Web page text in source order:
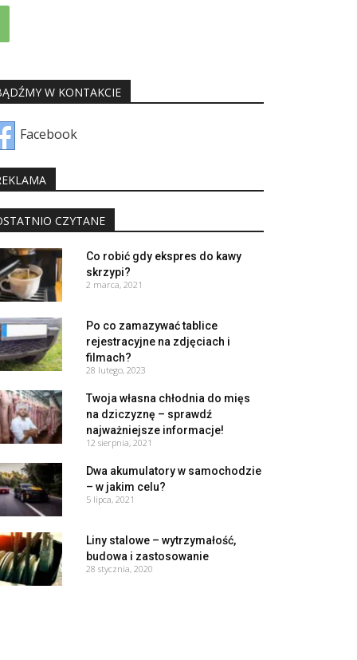
W KONTAKCIE
Facebook
CZYTANE
Co robić gdy ekspres do kawy
skrzypi?
2 marca, 2021
Po co zamazywać tablice
rejestracyjne na zdjęciach i
filmach?
28 lutego, 2023
Twoja własna chłodnia do mięs
na dziczyznę – sprawdź
najważniejsze informacje!
12 sierpnia, 2021
Dwa akumulatory w samochodzie
– w jakim celu?
5 lipca, 2021
Liny stalowe – wytrzymałość,
budowa i zastosowanie
28 stycznia, 2020